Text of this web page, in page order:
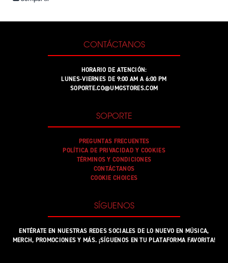
CONTÁCTANOS
HORARIO DE ATENCIÓN:
LUNES-VIERNES DE 9:00 AM A 6:00 PM
SOPORTE.CO@UMGSTORES.COM
SOPORTE
PREGUNTAS FRECUENTES
POLÍTICA DE PRIVACIDAD Y COOKIES
TÉRMINOS Y CONDICIONES
CONTÁCTANOS
COOKIE CHOICES
SÍGUENOS
ENTÉRATE EN NUESTRAS REDES SOCIALES DE LO NUEVO EN MÚSICA,
MERCH, PROMOCIONES Y MÁS. ¡SÍGUENOS EN TU PLATAFORMA FAVORITA!